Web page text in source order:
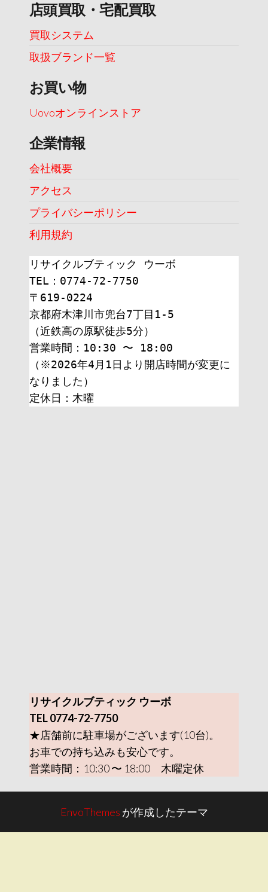
店頭買取・宅配買取
買取システム
取扱ブランド一覧
お買い物
Uovoオンラインストア
企業情報
会社概要
アクセス
プライバシーポリシー
利用規約
リサイクルブティック ウーボ
TEL：0774-72-7750
〒619-0224
京都府木津川市兜台7丁目1-5
（近鉄高の原駅徒歩5分）
営業時間：10:30 〜 18:00
（※2026年4月1日より開店時間が変更に
なりました）
定休日：木曜
リサイクルブティック ウーボ
TEL 0774-72-7750
★店舗前に駐車場がございます(10台)。
お車での持ち込みも安心です。
営業時間：10:30 〜 18:00 木曜定休
EnvoThemes が作成したテーマ